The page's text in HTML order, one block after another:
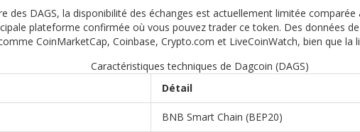
des DAGS, la disponibilité des échanges est actuellement limitée comparée
plateforme confirmée où vous pouvez trader ce token. Des données
CoinMarketCap, Coinbase, Crypto.com et LiveCoinWatch, bien que la
Caractéristiques techniques de Dagcoin (DAGS)
Détail
BNB Smart Chain (BEP20)